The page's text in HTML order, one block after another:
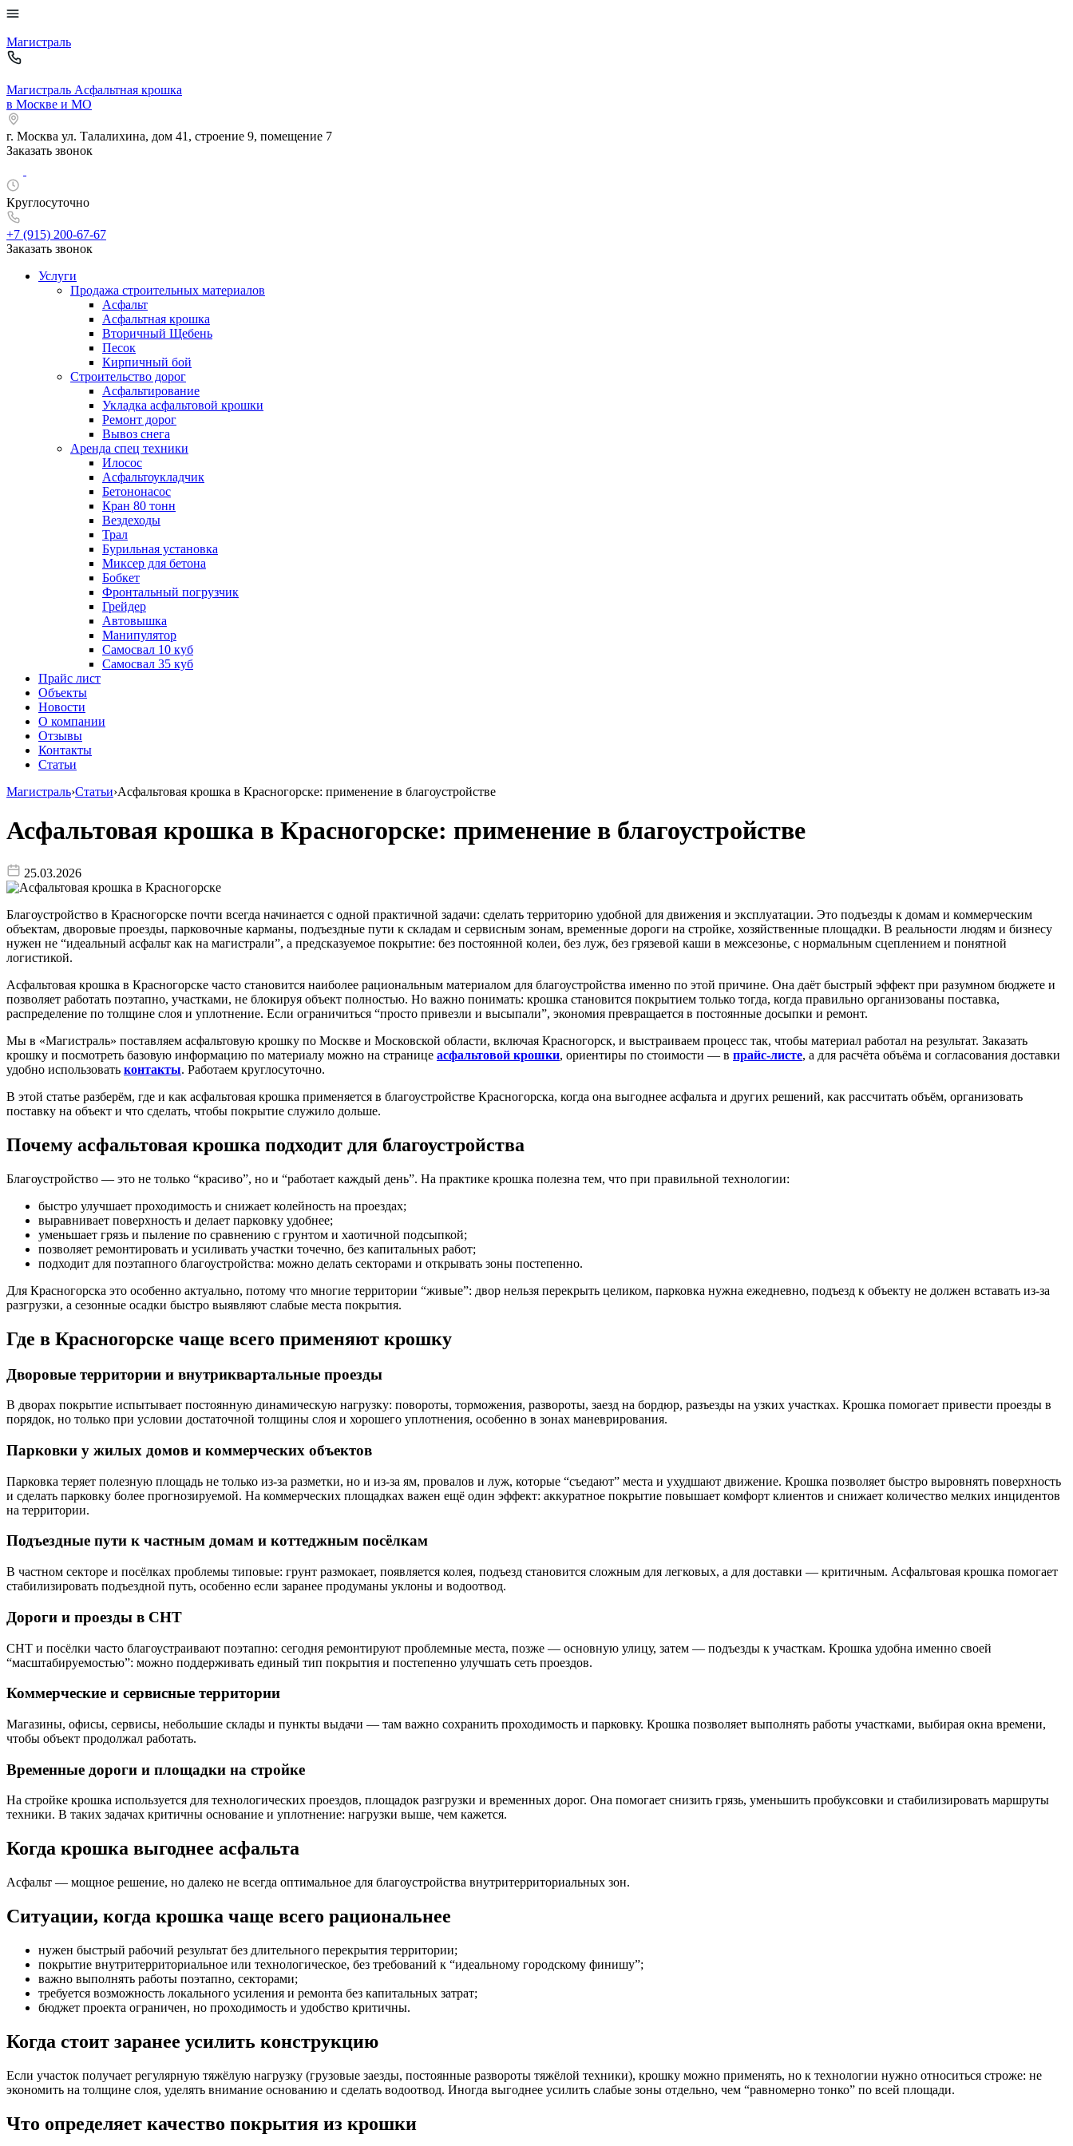
Магистраль
Магистраль Асфальтная крошка
в Москве и МО
г. Москва ул. Талалихина, дом 41, строение 9, помещение 7
Заказать звонок
Круглосуточно
+7 (915) 200-67-67
Заказать звонок
Услуги
Продажа строительных материалов
Асфальт
Асфальтная крошка
Вторичный Щебень
Песок
Кирпичный бой
Строительство дорог
Асфальтирование
Укладка асфальтовой крошки
Ремонт дорог
Вывоз снега
Аренда спец техники
Илосос
Асфальтоукладчик
Бетононасос
Кран 80 тонн
Вездеходы
Трал
Бурильная установка
Миксер для бетона
Бобкет
Фронтальный погрузчик
Грейдер
Автовышка
Манипулятор
Самосвал 10 куб
Самосвал 35 куб
Прайс лист
Объекты
Новости
О компании
Отзывы
Контакты
Статьи
Магистраль›Статьи›Асфальтовая крошка в Красногорске: применение в благоустройстве
Асфальтовая крошка в Красногорске: применение в благоустройстве
25.03.2026
Благоустройство в Красногорске почти всегда начинается с одной практичной задачи: сделать территорию удобной для движения и эксплуатации. Это подъезды к домам и коммерческим
объектам, дворовые проезды, парковочные карманы, подъездные пути к складам и сервисным зонам, временные дороги на стройке, хозяйственные площадки. В реальности людям и бизнесу
нужен не “идеальный асфальт как на магистрали”, а предсказуемое покрытие: без постоянной колеи, без луж, без грязевой каши в межсезонье, с нормальным сцеплением и понятной
логистикой.
Асфальтовая крошка в Красногорске часто становится наиболее рациональным материалом для благоустройства именно по этой причине. Она даёт быстрый эффект при разумном бюджете и
позволяет работать поэтапно, участками, не блокируя объект полностью. Но важно понимать: крошка становится покрытием только тогда, когда правильно организованы поставка,
распределение по толщине слоя и уплотнение. Если ограничиться “просто привезли и высыпали”, экономия превращается в постоянные досыпки и ремонт.
Мы в «Магистраль» поставляем асфальтовую крошку по Москве и Московской области, включая Красногорск, и выстраиваем процесс так, чтобы материал работал на результат. Заказать
крошку и посмотреть базовую информацию по материалу можно на странице асфальтовой крошки, ориентиры по стоимости — в прайс-листе, а для расчёта объёма и согласования доставки
удобно использовать контакты. Работаем круглосуточно.
В этой статье разберём, где и как асфальтовая крошка применяется в благоустройстве Красногорска, когда она выгоднее асфальта и других решений, как рассчитать объём, организовать
поставку на объект и что сделать, чтобы покрытие служило дольше.
Почему асфальтовая крошка подходит для благоустройства
Благоустройство — это не только “красиво”, но и “работает каждый день”. На практике крошка полезна тем, что при правильной технологии:
быстро улучшает проходимость и снижает колейность на проездах;
выравнивает поверхность и делает парковку удобнее;
уменьшает грязь и пыление по сравнению с грунтом и хаотичной подсыпкой;
позволяет ремонтировать и усиливать участки точечно, без капитальных работ;
подходит для поэтапного благоустройства: можно делать секторами и открывать зоны постепенно.
Для Красногорска это особенно актуально, потому что многие территории “живые”: двор нельзя перекрыть целиком, парковка нужна ежедневно, подъезд к объекту не должен вставать из-за
разгрузки, а сезонные осадки быстро выявляют слабые места покрытия.
Где в Красногорске чаще всего применяют крошку
Дворовые территории и внутриквартальные проезды
В дворах покрытие испытывает постоянную динамическую нагрузку: повороты, торможения, развороты, заезд на бордюр, разъезды на узких участках. Крошка помогает привести проезды в
порядок, но только при условии достаточной толщины слоя и хорошего уплотнения, особенно в зонах маневрирования.
Парковки у жилых домов и коммерческих объектов
Парковка теряет полезную площадь не только из-за разметки, но и из-за ям, провалов и луж, которые “съедают” места и ухудшают движение. Крошка позволяет быстро выровнять поверхность
и сделать парковку более прогнозируемой. На коммерческих площадках важен ещё один эффект: аккуратное покрытие повышает комфорт клиентов и снижает количество мелких инцидентов
на территории.
Подъездные пути к частным домам и коттеджным посёлкам
В частном секторе и посёлках проблемы типовые: грунт размокает, появляется колея, подъезд становится сложным для легковых, а для доставки — критичным. Асфальтовая крошка помогает
стабилизировать подъездной путь, особенно если заранее продуманы уклоны и водоотвод.
Дороги и проезды в СНТ
СНТ и посёлки часто благоустраивают поэтапно: сегодня ремонтируют проблемные места, позже — основную улицу, затем — подъезды к участкам. Крошка удобна именно своей
“масштабируемостью”: можно поддерживать единый тип покрытия и постепенно улучшать сеть проездов.
Коммерческие и сервисные территории
Магазины, офисы, сервисы, небольшие склады и пункты выдачи — там важно сохранить проходимость и парковку. Крошка позволяет выполнять работы участками, выбирая окна времени,
чтобы объект продолжал работать.
Временные дороги и площадки на стройке
На стройке крошка используется для технологических проездов, площадок разгрузки и временных дорог. Она помогает снизить грязь, уменьшить пробуксовки и стабилизировать маршруты
техники. В таких задачах критичны основание и уплотнение: нагрузки выше, чем кажется.
Когда крошка выгоднее асфальта
Асфальт — мощное решение, но далеко не всегда оптимальное для благоустройства внутритерриториальных зон.
Ситуации, когда крошка чаще всего рациональнее
нужен быстрый рабочий результат без длительного перекрытия территории;
покрытие внутритерриториальное или технологическое, без требований к “идеальному городскому финишу”;
важно выполнять работы поэтапно, секторами;
требуется возможность локального усиления и ремонта без капитальных затрат;
бюджет проекта ограничен, но проходимость и удобство критичны.
Когда стоит заранее усилить конструкцию
Если участок получает регулярную тяжёлую нагрузку (грузовые заезды, постоянные развороты тяжёлой техники), крошку можно применять, но к технологии нужно относиться строже: не
экономить на толщине слоя, уделять внимание основанию и сделать водоотвод. Иногда выгоднее усилить слабые зоны отдельно, чем “равномерно тонко” по всей площади.
Что определяет качество покрытия из крошки